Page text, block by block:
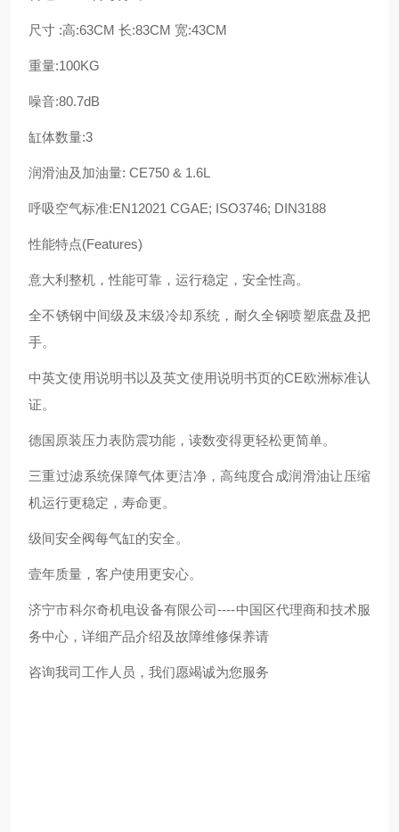
尺寸 :高:63CM 长:83CM 宽:43CM
重量:100KG
噪音:80.7dB
缸体数量:3
润滑油及加油量: CE750 & 1.6L
呼吸空气标准:EN12021 CGAE; ISO3746; DIN3188
性能特点(Features)
意大利整机，性能可靠，运行稳定，安全性高。
全不锈钢中间级及末级冷却系统，耐久全钢喷塑底盘及把
手。
中英文使用说明书以及英文使用说明书页的CE欧洲标准认
证。
德国原装压力表防震功能，读数变得更轻松更简单。
三重过滤系统保障气体更洁净，高纯度合成润滑油让压缩
机运行更稳定，寿命更。
级间安全阀每气缸的安全。
壹年质量，客户使用更安心。
济宁市科尔奇机电设备有限公司----中国区代理商和技术服
务中心，详细产品介绍及故障维修保养请
咨询我司工作人员，我们愿竭诚为您服务